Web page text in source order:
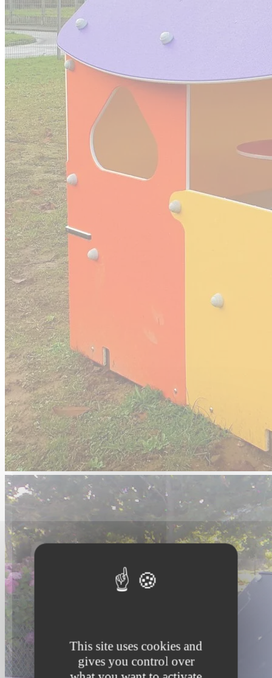
This site uses cookies and
gives you control over